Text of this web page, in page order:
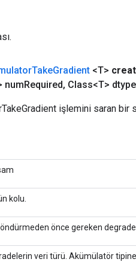
TakeGradient <T>
numRequired, Class<T>
işlemini saran bir
kolu.
önce gereken degrade
veri türü. Akümülatör